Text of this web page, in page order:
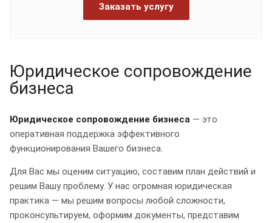
Заказать услугу
Юридическое сопровождение
бизнеса
Юридическое сопровождение бизнеса — это
оперативная поддержка эффективного
функционирования Вашего бизнеса.
Для Вас мы оценим ситуацию, составим план действий и
решим Вашу проблему. У нас огромная юридическая
практика — мы решим вопросы любой сложности,
проконсультируем, оформим документы, представим